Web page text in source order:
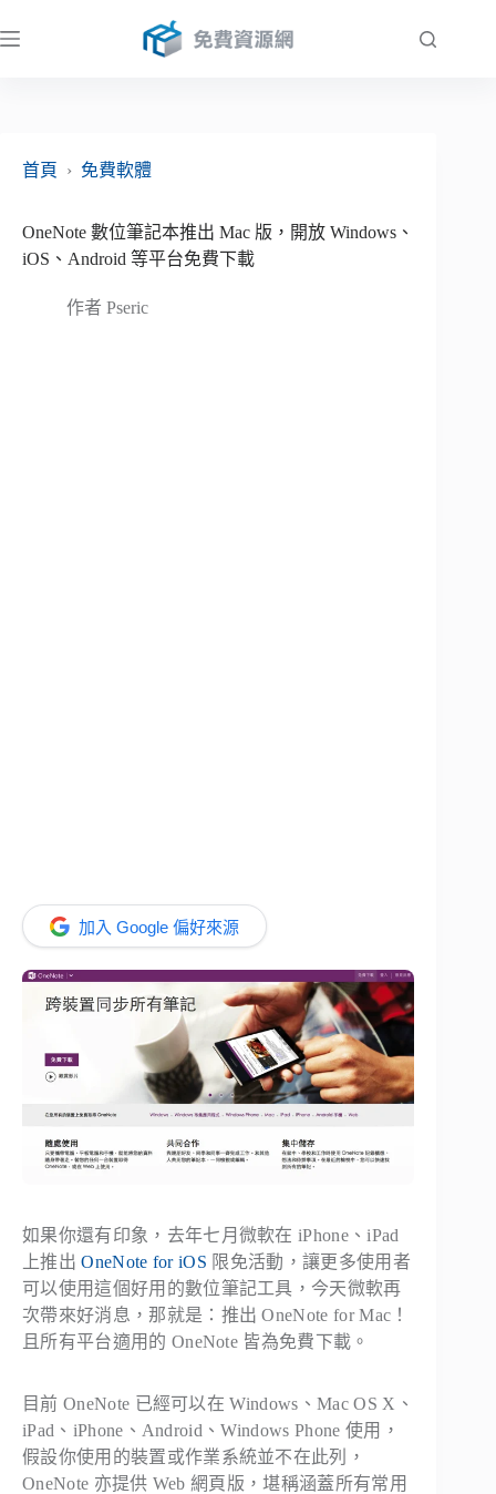
至
首頁
› 免費軟體
OneNote 數位筆記本推出 Mac 版，開放 Windows、
iOS、Android 等平台免費下載
作者 Pseric
加入 Google 偏好來源
如果你還有印象，去年七月微軟在 iPhone、iPad
上推出OneNote for iOS 限免活動，讓更多使用者
可以使用這個好用的數位筆記工具，今天微軟再
次帶來好消息，那就是：推出 OneNote for Mac！
且所有平台適用的 OneNote 皆為免費下載。
目前 OneNote 已經可以在 Windows、Mac OS X、
iPad、iPhone、Android、Windows Phone 使用，
假設你使用的裝置或作業系統並不在此列，
OneNote 亦提供 Web 網頁版，堪稱涵蓋所有常用